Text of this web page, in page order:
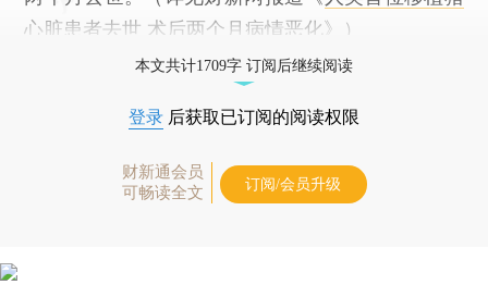
心脏患者去世 术后两个月病情恶化》）
本文共计1709字 订阅后继续阅读
登录 后获取已订阅的阅读权限
财新通会员
可畅读全文
订阅/会员升级